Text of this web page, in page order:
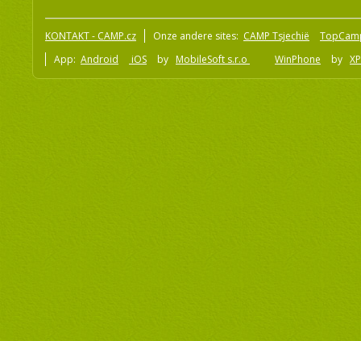
KONTAKT - CAMP.cz Onze andere sites: CAMP Tsjechië
App: Android iOS by MobileSoft s.r.o WinPhone by